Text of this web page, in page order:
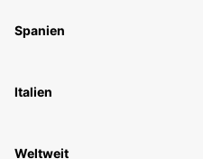
Spanien
Italien
Weltweit